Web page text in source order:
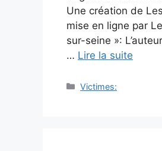
Une création de
mise en ligne par
sur-seine »:
… Lire la suite
Catégories
Victimes: